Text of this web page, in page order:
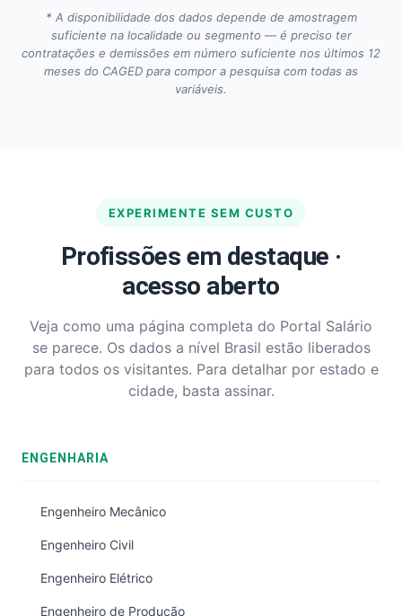
* A disponibilidade dos dados depende de amostragem
suficiente na localidade ou segmento — é preciso ter
contratações e demissões em número suficiente nos últimos 12
meses do CAGED para compor a pesquisa com todas as
variáveis.
EXPERIMENTE SEM CUSTO
Profissões em destaque ·
acesso aberto
Veja como uma página completa do Portal Salário
se parece. Os dados a nível Brasil estão liberados
para todos os visitantes. Para detalhar por estado e
cidade, basta assinar.
ENGENHARIA
Engenheiro Mecânico
Engenheiro Civil
Engenheiro Elétrico
Engenheiro de Produção